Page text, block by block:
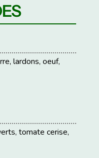
lardons, oeuf,
tomate cerise,